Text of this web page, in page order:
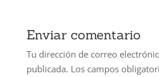
Enviar comentario
Tu dirección de correo
publicada. Los campos